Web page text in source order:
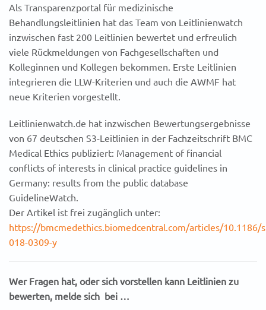
Als Transparenzportal für medizinische
Behandlungsleitlinien hat das Team von Leitlinienwatch
inzwischen fast 200 Leitlinien bewertet und erfreulich
viele Rückmeldungen von Fachgesellschaften und
Kolleginnen und Kollegen bekommen. Erste Leitlinien
integrieren die LLW-Kriterien und auch die AWMF hat
neue Kriterien vorgestellt.
Leitlinienwatch.de hat inzwischen Bewertungsergebnisse
von 67 deutschen S3-Leitlinien in der Fachzeitschrift BMC
Medical Ethics publiziert: Management of financial
conflicts of interests in clinical practice guidelines in
Germany: results from the public database
GuidelineWatch.
Der Artikel ist frei zugänglich unter:
https://bmcmedethics.biomedcentral.com/articles/10.1186/
018-0309-y
Wer Fragen hat, oder sich vorstellen kann Leitlinien zu
bewerten, melde sich bei …